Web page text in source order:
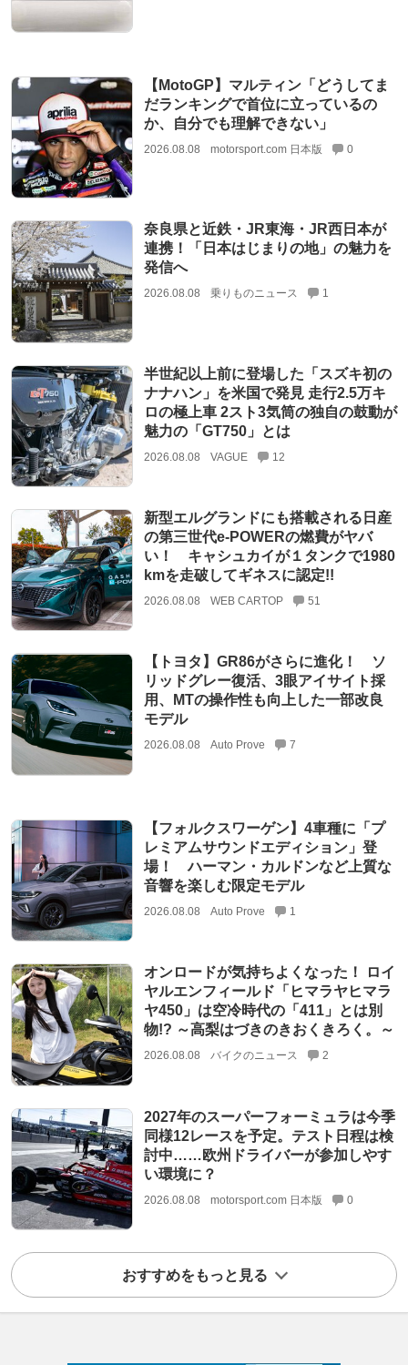
【MotoGP】マルティン「どうしてま
だランキングで首位に立っているの
か、自分でも理解できない」
2026.08.08 motorsport.com 日本版 0
奈良県と近鉄・JR東海・JR西日本が
連携！「日本はじまりの地」の魅力を
発信へ
2026.08.08 乗りものニュース 1
半世紀以上前に登場した「スズキ初の
ナナハン」を米国で発見 走行2.5万キ
ロの極上車 2スト3気筒の独自の鼓動が
魅力の「GT750」とは
2026.08.08 VAGUE 12
新型エルグランドにも搭載される日産
の第三世代e-POWERの燃費がヤバ
い！ キャシュカイが１タンクで1980
kmを走破してギネスに認定!!
2026.08.08 WEB CARTOP 51
【トヨタ】GR86がさらに進化！ ソ
リッドグレー復活、3眼アイサイト採
用、MTの操作性も向上した一部改良
モデル
2026.08.08 Auto Prove 7
【フォルクスワーゲン】4車種に「プ
レミアムサウンドエディション」登
場！ ハーマン・カルドンなど上質な
音響を楽しむ限定モデル
2026.08.08 Auto Prove 1
オンロードが気持ちよくなった！ ロイ
ヤルエンフィールド「ヒマラヤヒマラ
ヤ450」は空冷時代の「411」とは別
物!? ～高梨はづきのきおくきろく。～
2026.08.08 バイクのニュース 2
2027年のスーパーフォーミュラは今季
同様12レースを予定。テスト日程は検
討中……欧州ドライバーが参加しやす
い環境に？
2026.08.08 motorsport.com 日本版 0
おすすめをもっと見る